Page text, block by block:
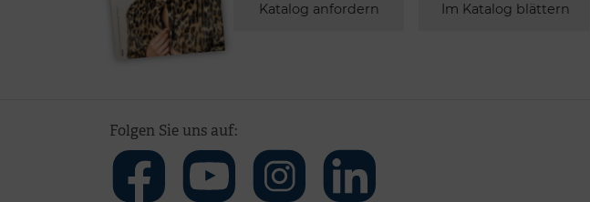
Katalog anfordern Im Katalog blättern
Folgen Sie uns auf: